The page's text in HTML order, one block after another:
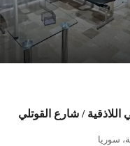
اللاذقية / شارع القوتلي
سوريا